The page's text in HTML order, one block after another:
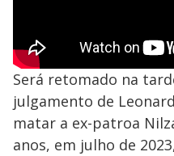
Será retomado na
julgamento de
matar a ex-patroa
anos, em julho de